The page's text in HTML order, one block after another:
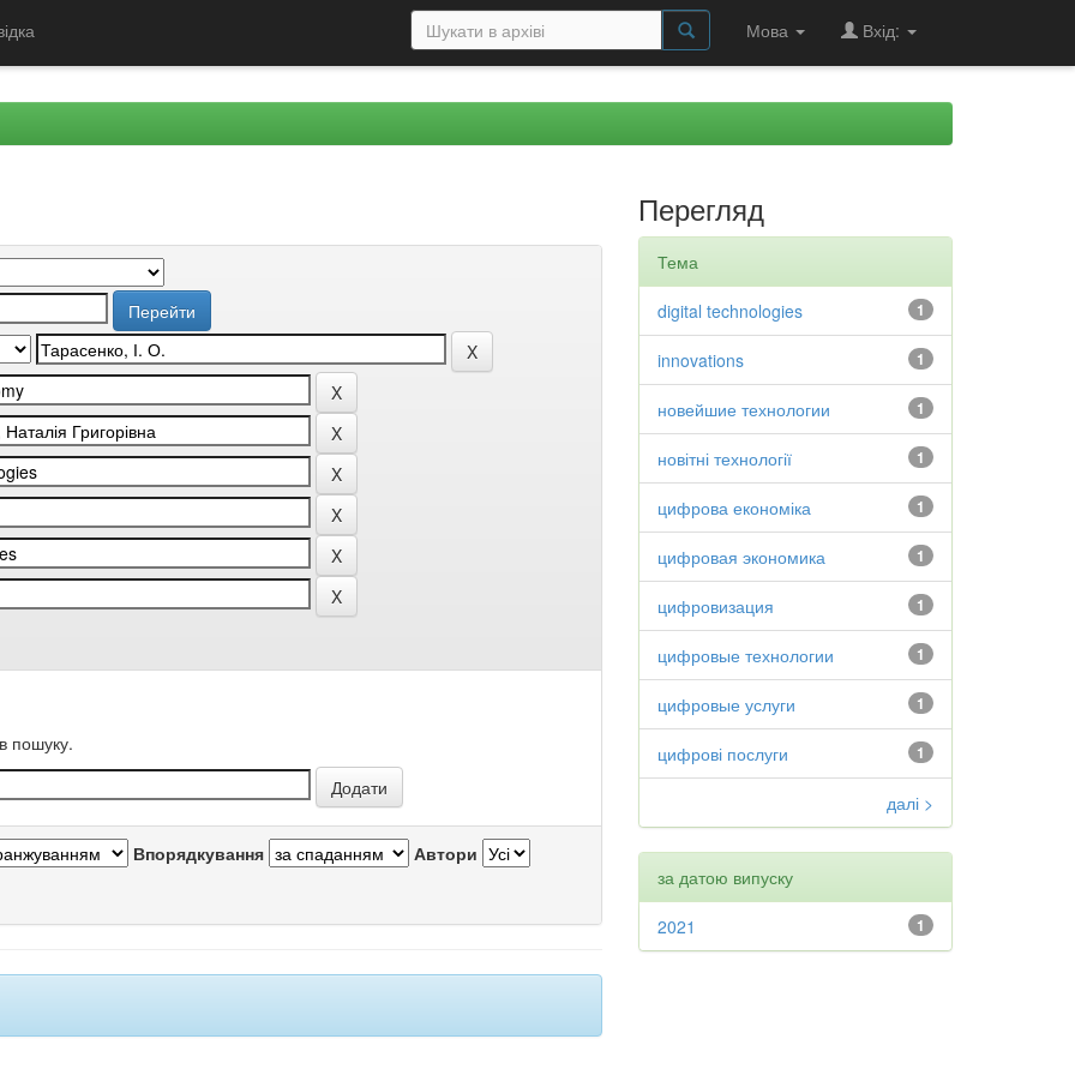
Мова Вхід:
пошуку.
Впорядкування Автори
Перегляд
Тема
1
digital technologies
1
innovations
1
новейшие технологии
1
новітні технології
1
цифрова економіка
1
цифровая экономика
1
цифровизация
1
цифровые технологии
1
цифровые услуги
1
цифрові послуги
далі >
за датою випуску
1
2021